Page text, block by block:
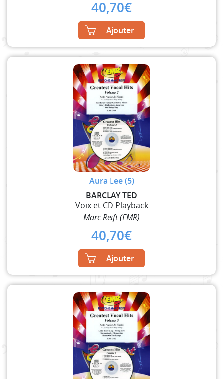
40,70€
Ajouter
Aura Lee (5)
BARCLAY TED
Voix et CD Playback
Marc Reift (EMR)
40,70€
Ajouter